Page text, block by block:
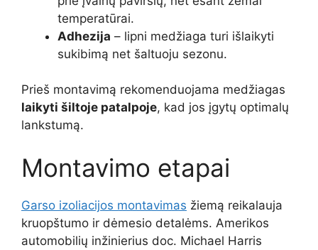
temperatūrai.
Adhezija – lipni medžiaga turi išlaikyti
sukibimą net šaltuoju sezonu.
Prieš montavimą rekomenduojama medžiagas
laikyti šiltoje patalpoje, kad jos įgytų optimalų
lankstumą.
Montavimo etapai
Garso izoliacijos montavimas žiemą reikalauja
kruopštumo ir dėmesio detalėms. Amerikos
automobilių inžinierius doc. Michael Harris